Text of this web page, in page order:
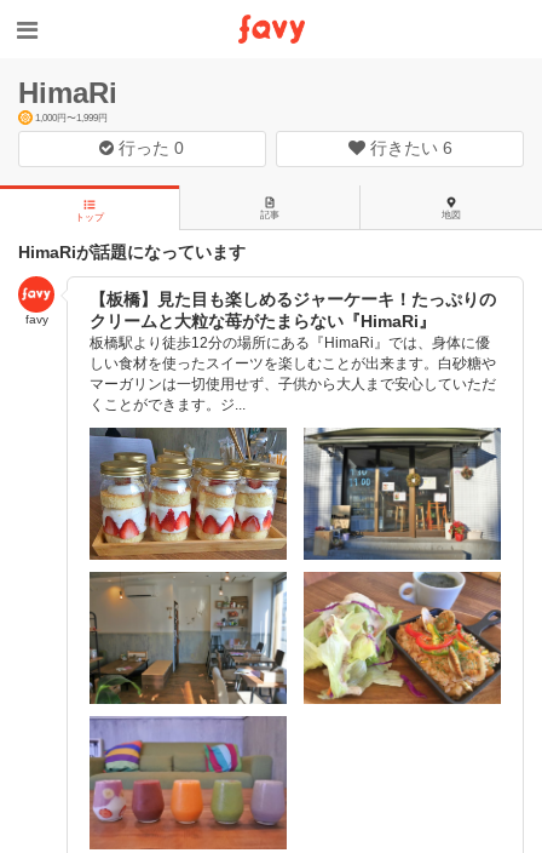
HimaRi
1,000円〜1,999円
行った0 行きたい 6
トップ 記事 地図
HimaRiが話題になっています
favy
【板橋】見た目も楽しめるジャーケーキ！たっぷりの
クリームと大粒な苺がたまらない『HimaRi』
板橋駅より徒歩12分の場所にある『HimaRi』では、身体に優
しい食材を使ったスイーツを楽しむことが出来ます。白砂糖や
マーガリンは一切使用せず、子供から大人まで安心していただ
くことができます。ジ...